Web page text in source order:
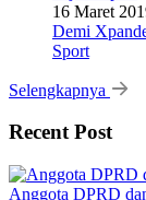
16 Maret
Demi
Sport
Selengkapnya
Recent Post
Anggota DPRD